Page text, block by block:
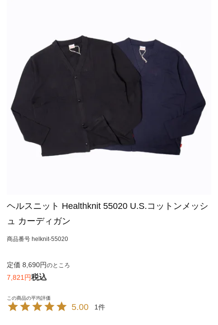
ヘルスニット Healthknit 55020 U.S.コットンメッシ
ュ カーディガン
商品番号 helknit-55020
定価 8,690 のところ
7,821 税込
5.00 1